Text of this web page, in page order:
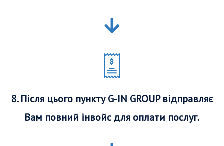
8. Після цього пункту G-IN GROUP відправляє
Вам повний інвойс для оплати послуг.